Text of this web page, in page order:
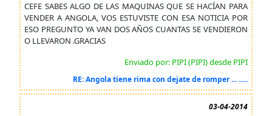
CEFE SABES ALGO DE LAS MAQUINAS QUE SE HACÍAN PARA
VENDER A ANGOLA, VOS ESTUVISTE CON ESA NOTICIA POR
ESO PREGUNTO YA VAN DOS AÑOS CUANTAS SE VENDIERON
O LLEVARON .GRACIAS
Enviado por: PIPI (PIPI) desde PIPI
RE: Angola tiene rima con dejate de romper ... .....
03-04-2014